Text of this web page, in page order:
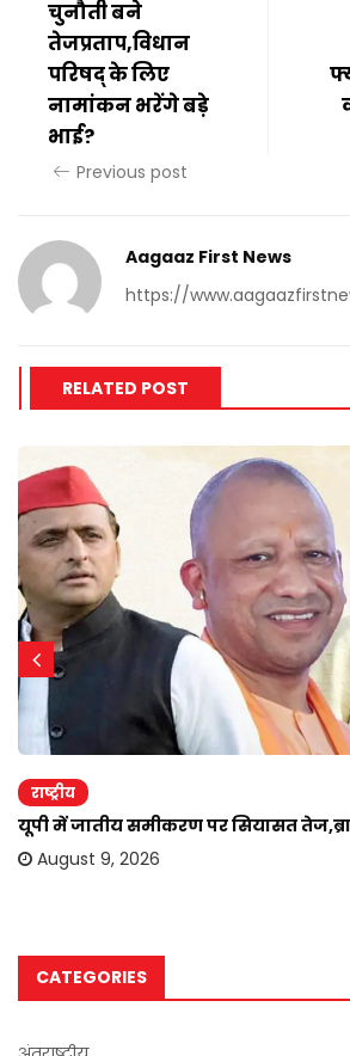
चुनौती बने
तेजप्रताप,विधान
परिषद् के लिए
नामांकन भरेंगे बड़े
भाई?
Previous post
Aagaaz First News
https://
RELATED POST
राष्ट्रीय
यूपी में जातीय समीकरण पर सियासत
August 9, 2026
CATEGORIES